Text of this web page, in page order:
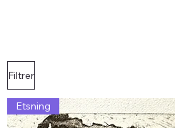
Filtrer
Etsning